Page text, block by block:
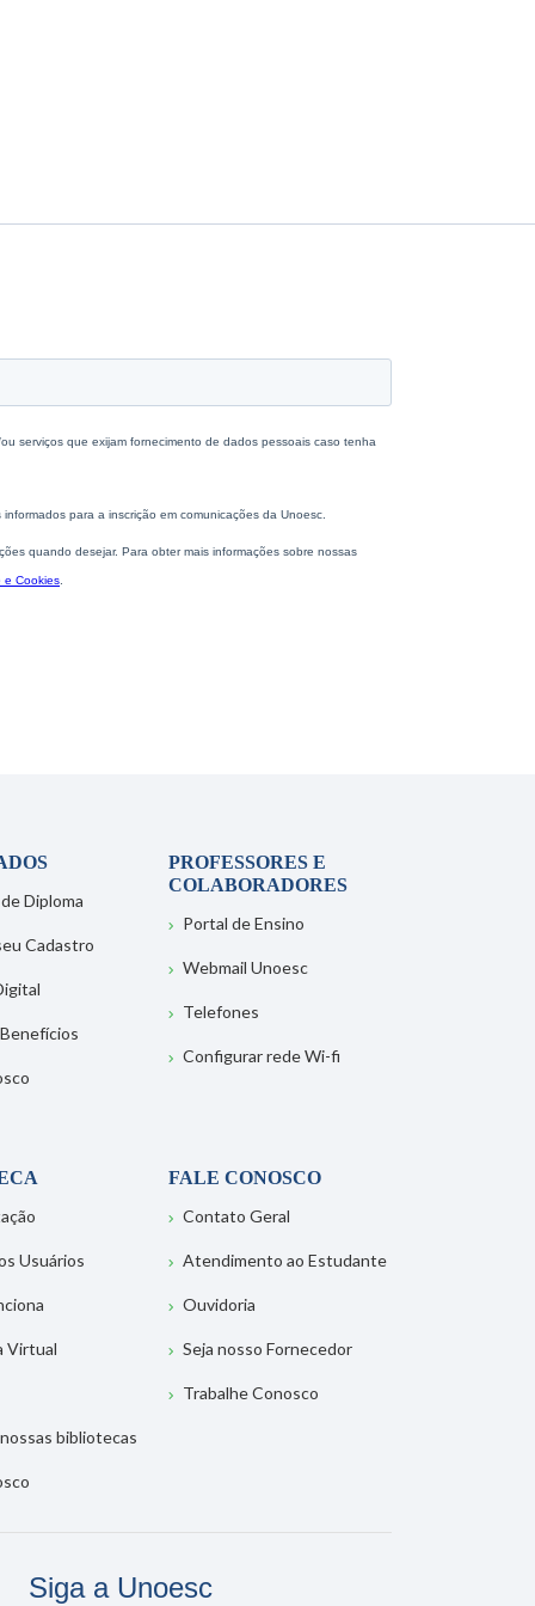
Diploma
Cadastro
PROFESSORES E
COLABORADORES
Portal de Ensino
Webmail Unoesc
Telefones
Configurar rede Wi-fi
Usuários
Virtual
bibliotecas
FALE CONOSCO
Contato Geral
Atendimento ao Estudante
Ouvidoria
Seja nosso Fornecedor
Trabalhe Conosco
Siga a Unoesc